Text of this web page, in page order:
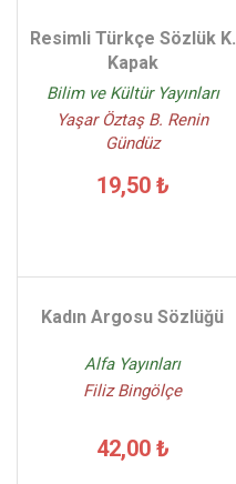
Resimli Türkçe Sözlük K.
Kapak
Bilim ve Kültür Yayınları
Yaşar Öztaş B. Renin
Gündüz
19,50 ₺
Kadın Argosu Sözlüğü
Alfa Yayınları
Filiz Bingölçe
42,00 ₺